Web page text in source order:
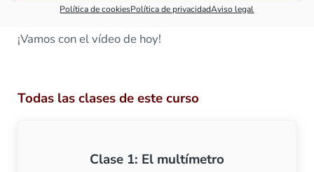
Política de cookiesPolítica de privacidadAviso legal
material motor y remolcado.
¡Vamos con el vídeo de hoy!
Todas las clases de este curso
Clase 1: El multímetro